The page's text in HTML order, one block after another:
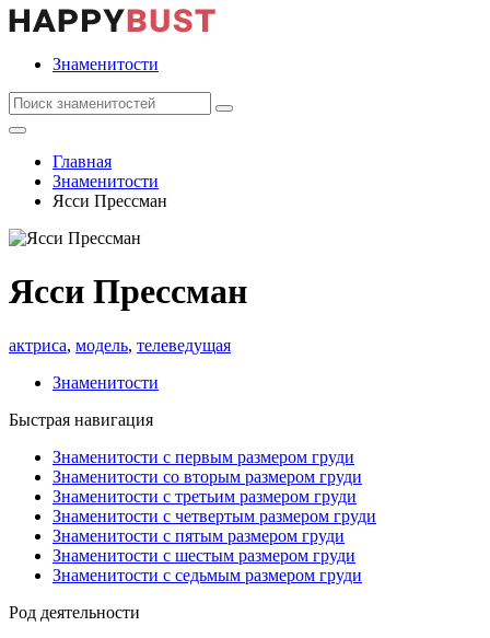
Знаменитости
Главная
Знаменитости
Ясси Прессман
Ясси Прессман
актриса, модель, телеведущая
Знаменитости
Быстрая навигация
Знаменитости с первым размером груди
Знаменитости со вторым размером груди
Знаменитости с третьим размером груди
Знаменитости с четвертым размером груди
Знаменитости с пятым размером груди
Знаменитости с шестым размером груди
Знаменитости с седьмым размером груди
Род деятельности